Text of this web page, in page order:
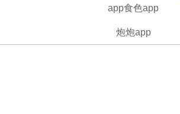
app食色app
炮炮app